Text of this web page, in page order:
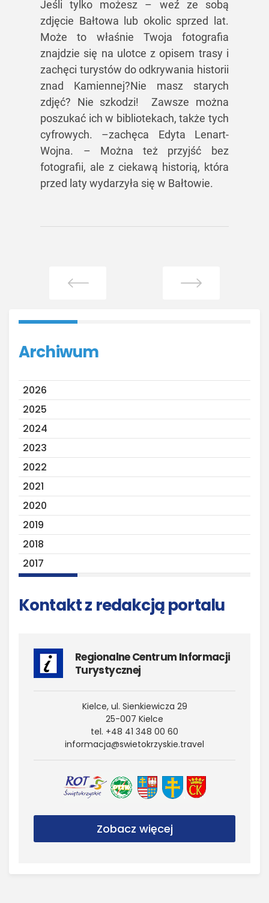
Archiwum
2026
2025
2024
2023
2022
2021
2020
2019
2018
2017
Kontakt z redakcją portalu
Regionalne Centrum Informacji
Turystycznej
Kielce, ul. Sienkiewicza 29
25-007 Kielce
tel. +48 41 348 00 60
informacja@​swietokrzyskie.​travel
Zobacz więcej
Jeśli tylko możesz – weź ze sobą
zdjęcie Bałtowa lub okolic sprzed lat.
Może to właśnie Twoja fotografia
znajdzie się na ulotce z opisem trasy i
zachęci turystów do odkrywania historii
znad Kamiennej?Nie masz starych
zdjęć? Nie szkodzi! Zawsze można
poszukać ich w bibliotekach, także tych
cyfrowych. –zachęca Edyta Lenart-
Wojna. – Można też przyjść bez
fotografii, ale z ciekawą historią, która
przed laty wydarzyła się w Bałtowie.